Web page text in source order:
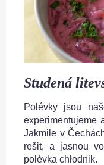
Studená
Polévky jsou
experimentujeme
Jakmile v
rešit, a jasnou
polévka chłodnik.